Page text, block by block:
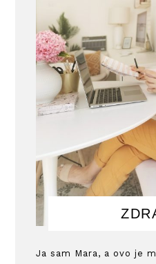
Ja sam Mara, a ovo je